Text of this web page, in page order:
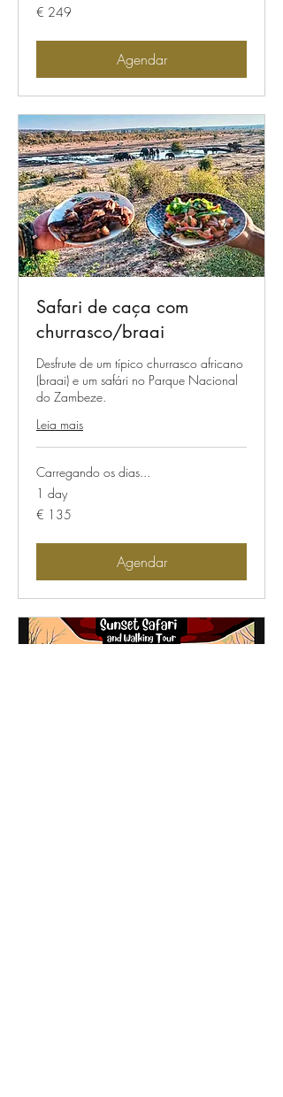
249
Euros
€ 249
Agendar
Safari de caça com
churrasco/braai
Desfrute de um típico churrasco africano
(braai) e um safári no Parque Nacional
do Zambeze.
Leia mais
Carregando os dias...
1 day
135
Euros
€ 135
Agendar